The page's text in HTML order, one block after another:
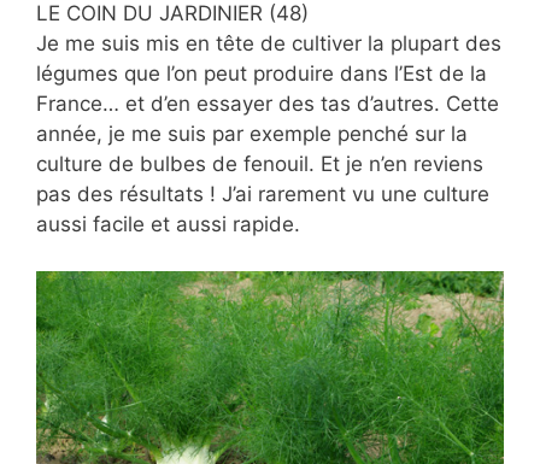
LE COIN DU JARDINIER (48)
Je me suis mis en tête de cultiver la plupart des
légumes que l’on peut produire dans l’Est de la
France… et d’en essayer des tas d’autres. Cette
année, je me suis par exemple penché sur la
culture de bulbes de fenouil. Et je n’en reviens
pas des résultats ! J’ai rarement vu une culture
aussi facile et aussi rapide.